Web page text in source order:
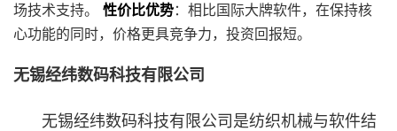
场技术支持。 性价比优势：相比国际大牌软件，在保持核
心功能的同时，价格更具竞争力，投资回报短。
无锡经纬数码科技有限公司
无锡经纬数码科技有限公司是纺织机械与软件结